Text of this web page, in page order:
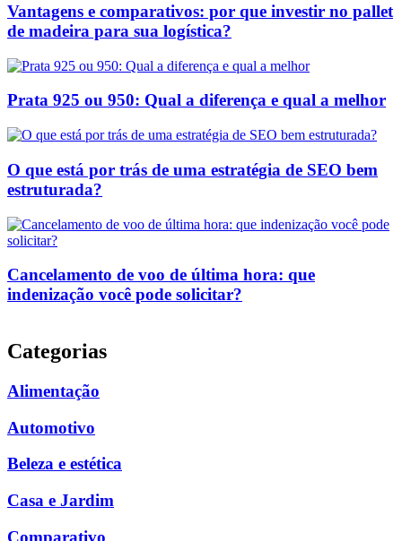
Vantagens e comparativos: por que investir no pallet
de madeira para sua logística?
Prata 925 ou 950: Qual a diferença e qual a melhor
O que está por trás de uma estratégia de SEO bem
estruturada?
Cancelamento de voo de última hora: que
indenização você pode solicitar?
Categorias
Alimentação
Automotivo
Beleza e estética
Casa e Jardim
Comparativo